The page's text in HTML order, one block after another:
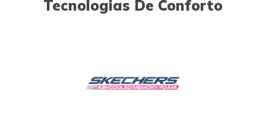
Tecnologias De Conforto